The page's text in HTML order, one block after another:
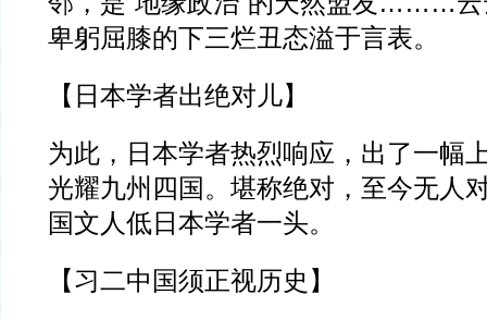
卑躬屈膝的下三烂丑态溢于言表。
【日本学者出绝对儿】
为此，日本学者热烈响应，出了一幅
光耀九州四国。堪称绝对，至今无人
国文人低日本学者一头。
【习二中国须正视历史】